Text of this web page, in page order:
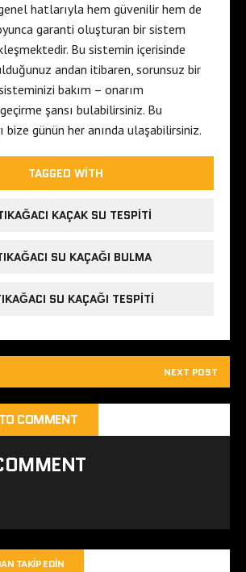
hatlarıyla hem güvenilir hem de
garanti oluşturan bir sistem
Bu sistemin içerisinde
andan itibaren, sorunsuz bir
bakım – onarım
şansı bulabilirsiniz. Bu
bize günün her anında ulaşabilirsiniz.
TAGGED WITH
KAÇAK SU TESPITI
SU KAÇAĞI BULMA
SU KAÇAĞI TESPITI
NEXT POST
COMMENT
TAKIP EDIN